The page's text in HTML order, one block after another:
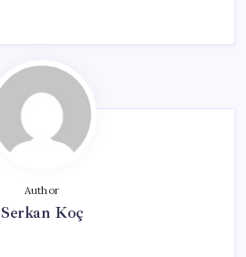
Author
Serkan Koç